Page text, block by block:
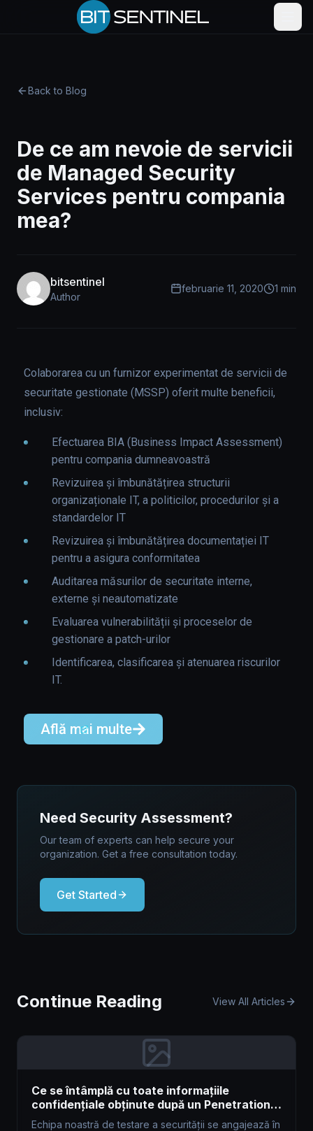
Back to Blog
De ce am nevoie de servicii
de Managed Security
Services pentru compania
mea?
bitsentinel
Author
februarie 11, 2020 1 min
Colaborarea cu un furnizor experimentat de servicii de
securitate gestionate (MSSP) oferit multe beneficii,
inclusiv:
Efectuarea BIA (Business Impact Assessment)
pentru compania dumneavoastră
Revizuirea și îmbunătățirea structurii
organizaționale IT, a politicilor, procedurilor și a
standardelor IT
Revizuirea și îmbunătățirea documentației IT
pentru a asigura conformitatea
Auditarea măsurilor de securitate interne,
externe și neautomatizate
Evaluarea vulnerabilității și proceselor de
gestionare a patch-urilor
Identificarea, clasificarea și atenuarea riscurilor
IT.
Află mai multe
Need Security Assessment?
Our team of experts can help secure your
organization. Get a free consultation today.
Get Started
Continue Reading View All Articles
Ce se întâmplă cu toate informațiile
confidențiale obținute după un Penetration
Testing?
Echipa noastră de testare a securității se angajează în